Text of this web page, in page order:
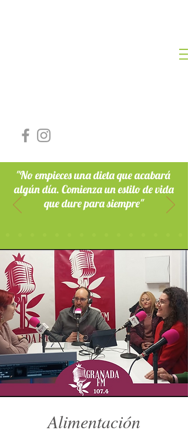
"No empieces una dieta que acabará
algún día. Comienza un estilo de vida
que dure para siempre"
Alimentación